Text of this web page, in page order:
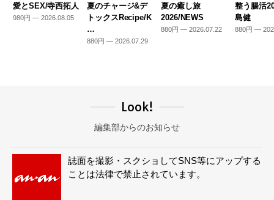
愛とSEX/寺西拓人
980円 — 2026.08.05
夏のチャージ&デ
トックスRecipe/K
…
880円 — 2026.07.29
夏の癒し旅
2026/NEWS
880円 — 2026.07.22
整う腸活
島健
880円 —
Look!
編集部からのお知らせ
誌面を撮影・スクショしてSNS等にアップする
ことは法律で禁止されています。